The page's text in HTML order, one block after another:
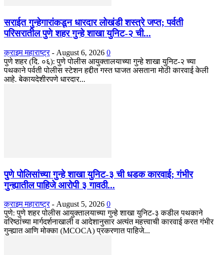
सराईत गुन्हेगारांकडून धारदार लोखंडी शस्त्रे जप्त; पर्वती
परिसरातील पुणे शहर गुन्हे शाखा युनिट-२ ची...
क्राइम महाराष्ट्र - August 6, 2026 0
पुणे शहर (दि. ०६): पुणे पोलीस आयुक्तालयाच्या गुन्हे शाखा युनिट-२ च्या
पथकाने पर्वती पोलीस स्टेशन हद्दीत गस्त घाजत असताना मोठी कारवाई केली
आहे. बेकायदेशीरपणे धारदार...
पुणे पोलिसांच्या गुन्हे शाखा युनिट-३ ची धडक कारवाई; गंभीर
गुन्ह्यातील पाहिजे आरोपी ३ गावठी...
क्राइम महाराष्ट्र - August 5, 2026 0
पुणे: पुणे शहर पोलीस आयुक्तालयाच्या गुन्हे शाखा युनिट-३ कडील पथकाने
वरिष्ठांच्या मार्गदर्शनाखाली व आदेशानुसार अत्यंत महत्त्वाची कारवाई करत गंभीर
गुन्ह्यात आणि मोक्का (MCOCA) प्रकरणात पाहिजे...